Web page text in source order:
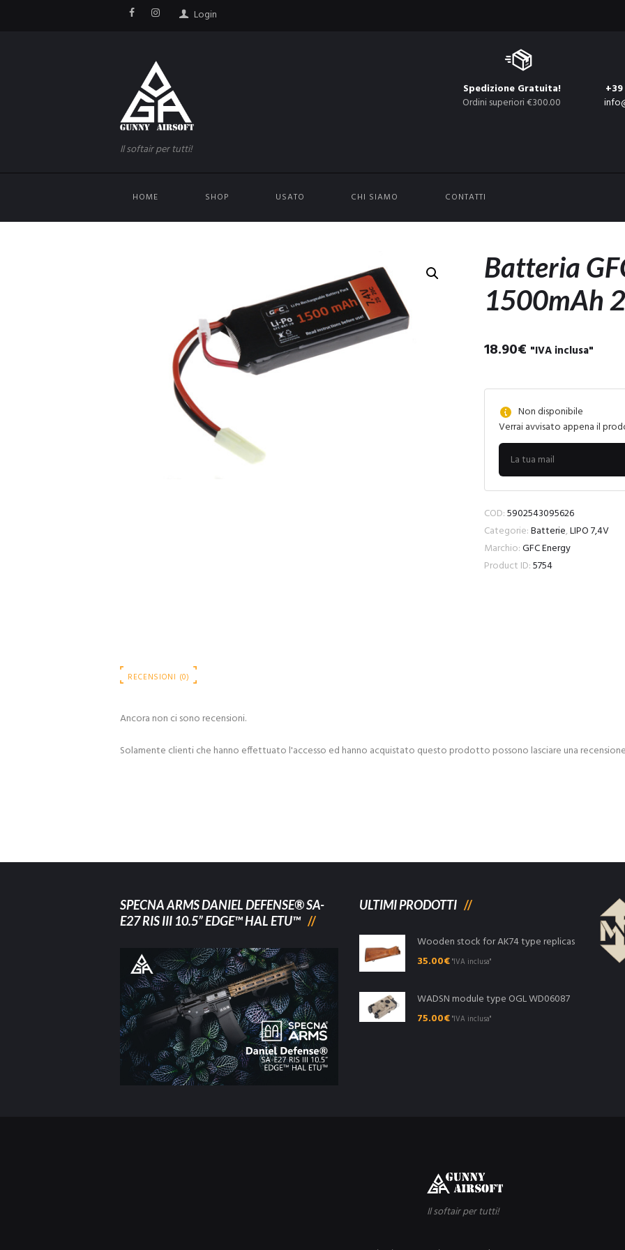
Login
Il softair per tutti!
Spedizione Gratuita!
Ordini superiori €300.00
HOME SHOP USATO CHI SIAMO CONTATTI
Batteria
1500mAh
18.90€ "IVA inclusa"
Non disponibile
Verrai avvisato appena il
COD:5902543095626
Categorie:Batterie,LIPO 7,4V
Marchio:GFC Energy
Product ID:5754
RECENSIONI (0)
Ancora non ci sono recensioni.
Solamente clienti che hanno effettuato l'accesso ed hanno acquistato questo prodotto possono lasciare una
SPECNA ARMS DANIEL DEFENSE® SA-
E27 RIS III 10.5” EDGE™ HAL ETU™
ULTIMI PRODOTTI
Wooden stock for AK74 type replicas
35.00€"IVA inclusa"
WADSN module type OGL WD06087
75.00€"IVA inclusa"
Il softair per tutti!